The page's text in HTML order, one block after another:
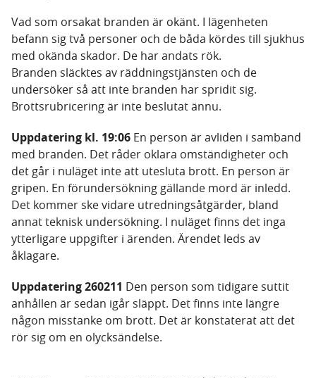
Vad som orsakat branden är okänt. I lägenheten
befann sig två personer och de båda kördes till sjukhus
med okända skador. De har andats rök.
Branden släcktes av räddningstjänsten och de
undersöker så att inte branden har spridit sig.
Brottsrubricering är inte beslutat ännu.
Uppdatering kl. 19:06 En person är avliden i samband
med branden. Det råder oklara omständigheter och
det går i nuläget inte att utesluta brott. En person är
gripen. En förundersökning gällande mord är inledd.
Det kommer ske vidare utredningsåtgärder, bland
annat teknisk undersökning. I nuläget finns det inga
ytterligare uppgifter i ärenden. Ärendet leds av
åklagare.
Uppdatering 260211 Den person som tidigare suttit
anhållen är sedan igår släppt. Det finns inte längre
någon misstanke om brott. Det är konstaterat att det
rör sig om en olycksändelse.